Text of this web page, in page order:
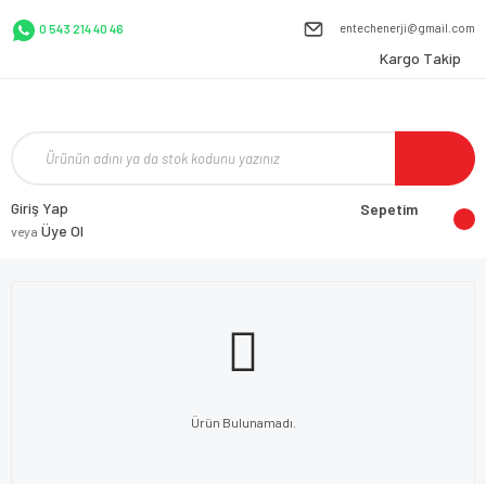
0 543 214 40 46 entechenerji@gmail.com
Kargo Takip
Giriş Yap
veya Üye Ol
Sepetim
Ürün Bulunamadı.